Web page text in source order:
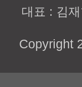
대표 : 김
Copyright